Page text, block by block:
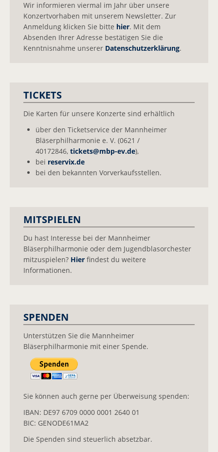
Wir informieren viermal im Jahr über unsere
Konzertvorhaben mit unserem Newsletter. Zur
Anmeldung klicken Sie bitte hier. Mit dem
Absenden Ihrer Adresse bestätigen Sie die
Kenntnisnahme unserer Datenschutzerklärung.
TICKETS
Die Karten für unsere Konzerte sind erhältlich
über den Ticketservice der Mannheimer
Bläserphilharmonie e. V. (0621 /
40172846, tickets@mbp-ev.de),
bei reservix.de
bei den bekannten Vorverkaufsstellen.
MITSPIELEN
Du hast Interesse bei der Mannheimer
Bläserphilharmonie oder dem Jugendblasorchester
mitzuspielen? Hier findest du weitere
Informationen.
SPENDEN
Unterstützen Sie die Mannheimer
Bläserphilharmonie mit einer Spende.
Sie können auch gerne per Überweisung spenden:
IBAN: DE97 6709 0000 0001 2640 01
BIC: GENODE61MA2
Die Spenden sind steuerlich absetzbar.